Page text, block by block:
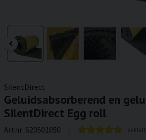
SilentDirect
Geluidsabsorberend en
SilentDirect Egg roll
Artnr: 620501050 :aantal